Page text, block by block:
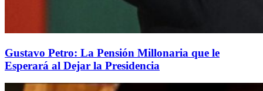
Gustavo Petro: La Pensión Millonaria que le
Esperará al Dejar la Presidencia